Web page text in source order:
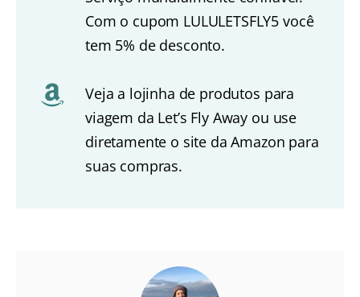
Com o cupom LULULETSFLY5 você
tem 5% de desconto.
Veja a lojinha de produtos para
viagem da Let’s Fly Away ou use
diretamente o site da Amazon para
suas compras.